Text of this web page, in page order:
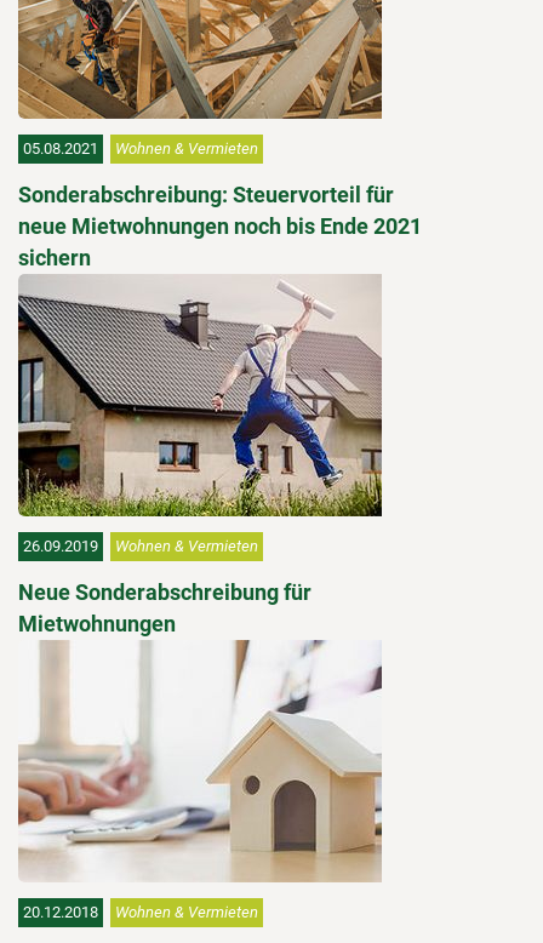
05.08.2021 Wohnen & Vermieten
Sonderabschreibung: Steuervorteil für
neue Mietwohnungen noch bis Ende 2021
sichern
26.09.2019 Wohnen & Vermieten
Neue Sonderabschreibung für
Mietwohnungen
20.12.2018 Wohnen & Vermieten